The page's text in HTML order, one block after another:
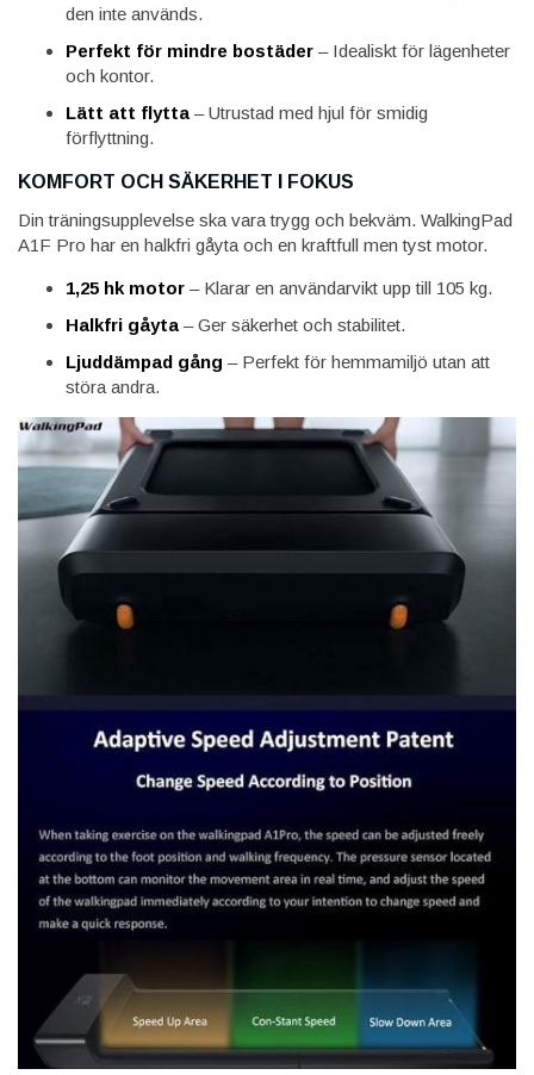
den inte används.
Perfekt för mindre bostäder – Idealiskt för lägenheter
och kontor.
Lätt att flytta – Utrustad med hjul för smidig
förflyttning.
KOMFORT OCH SÄKERHET I FOKUS
Din träningsupplevelse ska vara trygg och bekväm. WalkingPad
A1F Pro har en halkfri gåyta och en kraftfull men tyst motor.
1,25 hk motor – Klarar en användarvikt upp till 105 kg.
Halkfri gåyta – Ger säkerhet och stabilitet.
Ljuddämpad gång – Perfekt för hemmamiljö utan att
störa andra.